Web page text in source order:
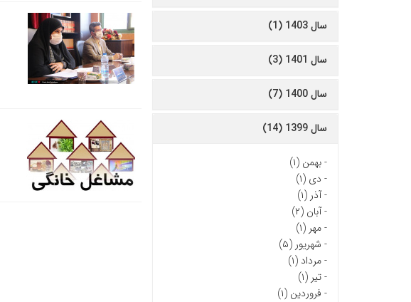
سال 1403 (1)
سال 1401 (3)
سال 1400 (7)
سال 1399 (14)
-بهمن (۱)
- دی (۱)
-آذر (۱)
-آبان (۲)
-مهر (۱)
- شهریور (۵)
-مرداد (۱)
-تیر (۱)
- فروردین (۱)